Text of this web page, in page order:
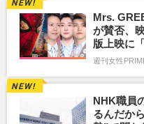
Mrs.
が賛否、
版上映に
週刊女性
NHK職員
るんだか